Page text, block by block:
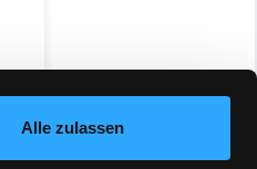
Alle zulassen